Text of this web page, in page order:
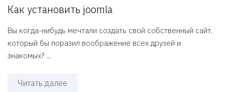
Как установить joomla
Вы когда-нибудь мечтали создать свой собственный сайт,
который бы поразил воображение всех друзей и
знакомых? ...
Читать далее